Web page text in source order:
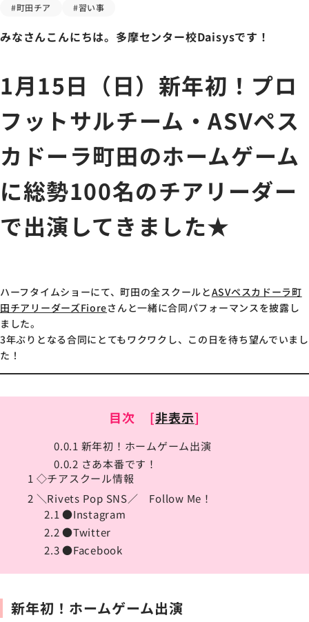
#町田チア
#習い事
みなさんこんにちは。多摩センター校Daisysです！
1月15日（日）新年初！プロ
フットサルチーム・ASVペス
カドーラ町田のホームゲーム
に総勢100名のチアリーダー
で出演してきました★
ハーフタイムショーにて、町田の全スクールとASVペスカドーラ町
田チアリーダーズFioreさんと一緒に合同パフォーマンスを披露し
ました。
3年ぶりとなる合同にとてもワクワクし、この日を待ち望んでいまし
た！
目次 [非表示]
0.0.1 新年初！ホームゲーム出演
0.0.2 さあ本番です！
1 ◇チアスクール情報
2 ＼Rivets Pop SNS／ Follow Me！
2.1 ●Instagram
2.2 ●Twitter
2.3●Facebook
新年初！ホームゲーム出演